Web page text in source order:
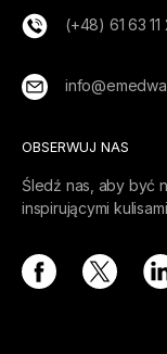
(+48) 61 63 11
OBSERWUJ NAS
Śledź nas, aby być
inspirującymi